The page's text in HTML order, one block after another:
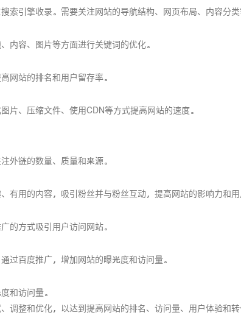
引擎收录。需要关注网站的导航结构、网页布局、内容分类
内容、图片等方面进行关键词的优化。
网站的排名和用户留存率。
片、压缩文件、使用CDN等方式提高网站的速度。
外链的数量、质量和来源。
用的内容，吸引粉丝并与粉丝互动，提高网站的影响力和用
的方式吸引用户访问网站。
过百度推广，增加网站的曝光度和访问量。
和访问量。
整和优化，以达到提高网站的排名、访问量、用户体验和转